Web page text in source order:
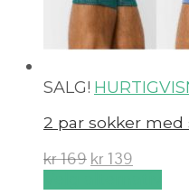
SALG!
2 par sokker
kr169 kr 139